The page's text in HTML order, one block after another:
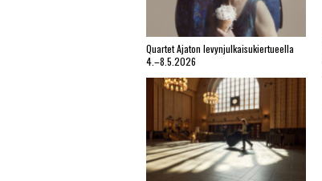
Quartet Ajaton levynjulkaisukiertueella
4.–8.5.2026